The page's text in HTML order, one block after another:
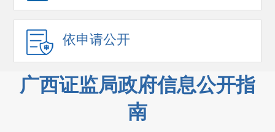
依申请公开
广西证监局政府信息公开指
南